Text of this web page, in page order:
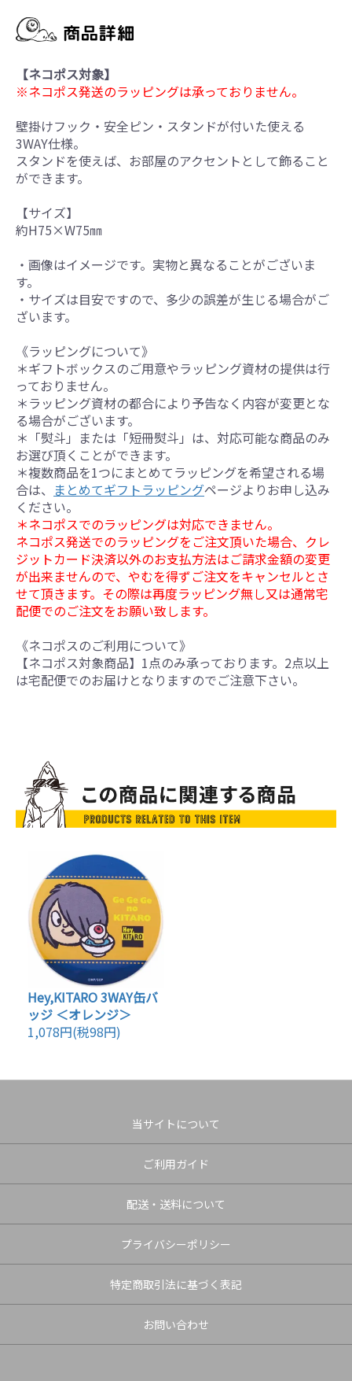
【ネコポス対象】
※ネコポス発送のラッピングは承っておりません。
壁掛けフック・安全ピン・スタンドが付いた使える
3WAY仕様。
スタンドを使えば、お部屋のアクセントとして飾ること
ができます。
【サイズ】
約H75×W75㎜
・画像はイメージです。実物と異なることがございま
す。
・サイズは目安ですので、多少の誤差が生じる場合がご
ざいます。
《ラッピングについて》
＊ギフトボックスのご用意やラッピング資材の提供は行
っておりません。
＊ラッピング資材の都合により予告なく内容が変更とな
る場合がございます。
＊「熨斗」または「短冊熨斗」は、対応可能な商品のみ
お選び頂くことができます。
＊複数商品を1つにまとめてラッピングを希望される場
合は、 まとめてギフトラッピングページよりお申し込み
ください。
＊ネコポスでのラッピングは対応できません。
ネコポス発送でのラッピングをご注文頂いた場合、クレ
ジットカード決済以外のお支払方法はご請求金額の変更
が出来ませんので、やむを得ずご注文をキャンセルとさ
せて頂きます。その際は再度ラッピング無し又は通常宅
配便でのご注文をお願い致します。
《ネコポスのご利用について》
【ネコポス対象商品】1点のみ承っております。2点以上
は宅配便でのお届けとなりますのでご注意下さい。
Hey,KITARO 3WAY缶バ
ッジ ＜オレンジ＞
1,078円(税98円)
当サイトについて
ご利用ガイド
配送・送料について
プライバシーポリシー
特定商取引法に基づく表記
お問い合わせ